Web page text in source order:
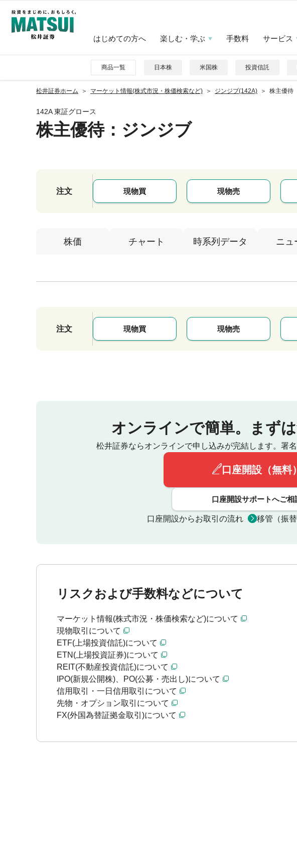
はじめての方へ 楽しむ・学ぶ 手数料 サービス
商品一覧 日本株 米国株 投資信託
松井証券ホーム マーケット情報(株式市況・株価検索など) ジンジブ(142A) 株主優待
142A 東証グロース
株主優待：ジンジブ
注文 現物買 現物売
株価 チャート 時系列データ ニュ
注文 現物買 現物売
オンラインで簡単。 まず
松井証券ならオンラインで申し込みが完結します。 署
口座開設（無料）
口座開設サポートへご相
口座開設からお取引の流れ 移管（振
リスクおよび手数料などについて
マーケット情報(株式市況・株価検索など)について
現物取引について
ETF(上場投資信託)について
ETN(上場投資証券)について
REIT(不動産投資信託)について
IPO(新規公開株)、PO(公募・売出し)について
信用取引・一日信用取引について
先物・オプション取引について
FX(外国為替証拠金取引)について